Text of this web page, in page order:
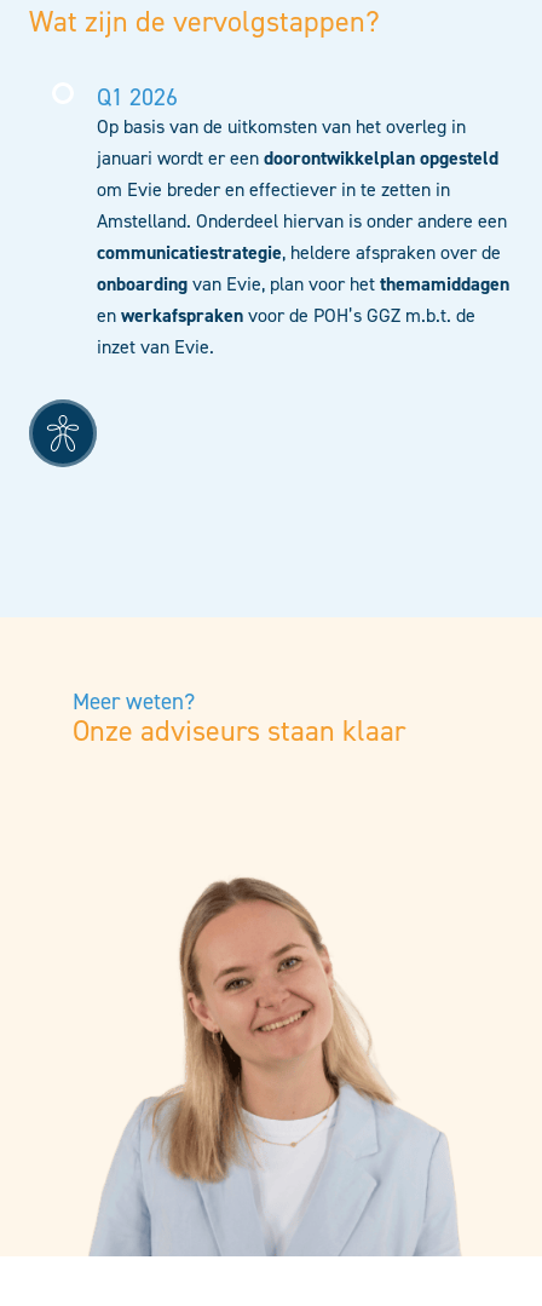
Wat zijn de vervolgstappen?
Q1 2026
Op basis van de uitkomsten van het overleg in
januari wordt er eendoorontwikkelplan opgesteld
om Evie breder en effectiever in te zetten in
Amstelland. Onderdeel hiervan is onder andere een
communicatiestrategie, heldere afspraken over de
onboardingvan Evie, plan voor hetthemamiddagen
enwerkafsprakenvoor de POH’s GGZ m.b.t. de
inzet van Evie.
Meer weten?
Onze adviseurs staan klaar